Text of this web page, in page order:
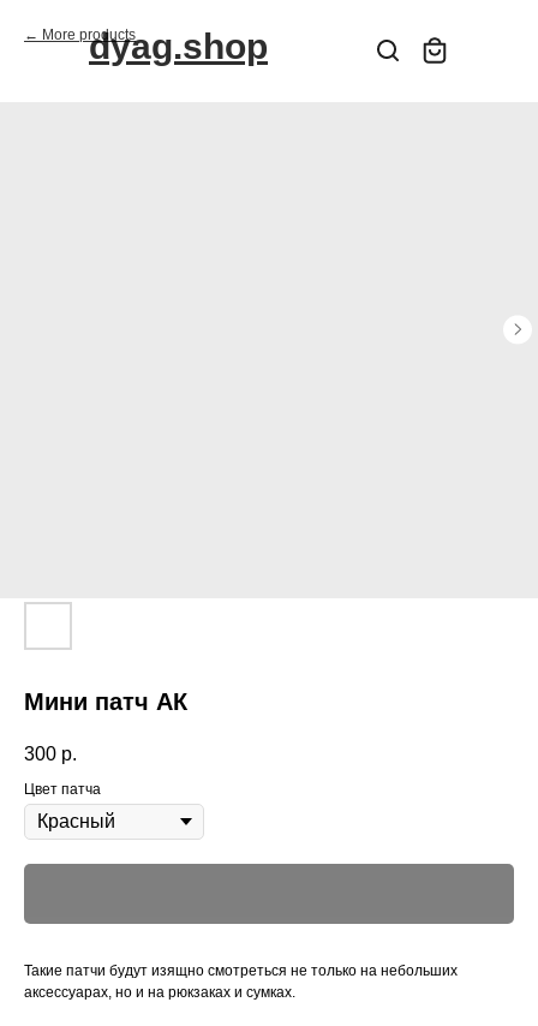
dyag.shop
More products
Мини патч АК
300 р.
Цвет патча
Такие патчи будут изящно смотреться не только на небольших
аксессуарах, но и на рюкзаках и сумках.